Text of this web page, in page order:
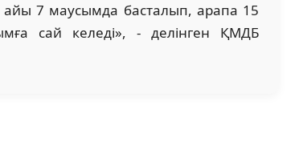
айы 7 маусымда басталып, арапа 15
сай келеді», - делінген ҚМДБ